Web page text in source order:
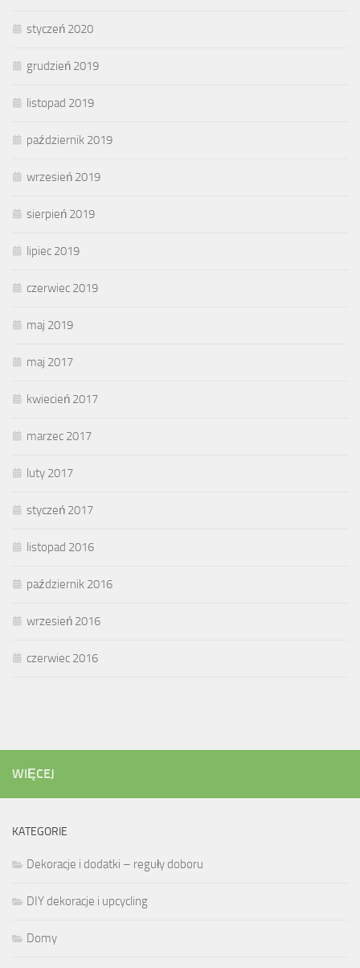
styczeń 2020
grudzień 2019
listopad 2019
październik 2019
wrzesień 2019
sierpień 2019
lipiec 2019
czerwiec 2019
maj 2019
maj 2017
kwiecień 2017
marzec 2017
luty 2017
styczeń 2017
listopad 2016
październik 2016
wrzesień 2016
czerwiec 2016
WIĘCEJ
KATEGORIE
Dekoracje i dodatki – reguły doboru
DIY dekoracje i upcycling
Domy